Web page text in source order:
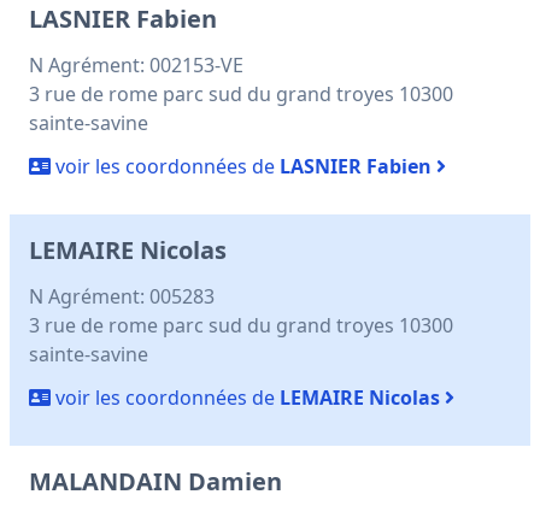
LASNIER Fabien
N Agrément: 002153-VE
3 rue de rome parc sud du grand troyes 10300
sainte-savine
voir les coordonnées de LASNIER Fabien
LEMAIRE Nicolas
N Agrément: 005283
3 rue de rome parc sud du grand troyes 10300
sainte-savine
voir les coordonnées de LEMAIRE Nicolas
MALANDAIN Damien